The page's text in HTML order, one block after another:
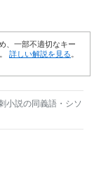
、一部不適切なキー
詳しい解説を見る
小説の同義語・シソ